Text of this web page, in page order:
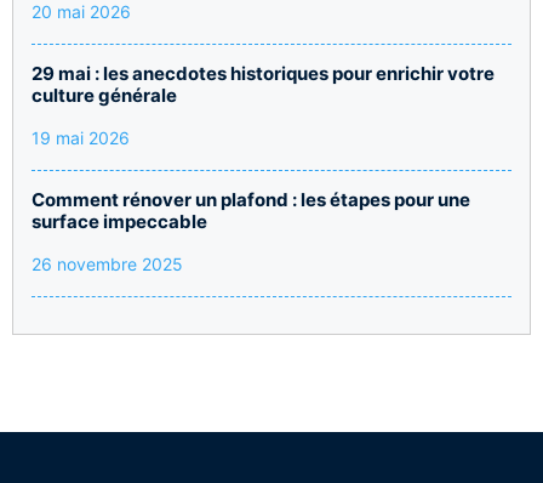
20 mai 2026
29 mai : les anecdotes historiques pour enrichir votre
culture générale
19 mai 2026
Comment rénover un plafond : les étapes pour une
surface impeccable
26 novembre 2025